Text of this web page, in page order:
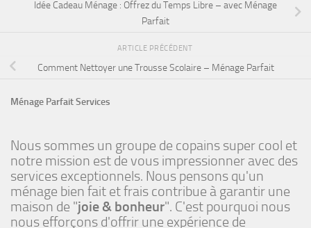
Idée Cadeau Ménage : Offrez du Temps Libre – avec Ménage
Parfait
ARTICLE PRÉCÉDENT
Comment Nettoyer une Trousse Scolaire – Ménage Parfait
Ménage Parfait Services
Nous sommes un groupe de copains super cool et
notre mission est de vous impressionner avec des
services exceptionnels. Nous pensons qu'un
ménage bien fait et frais contribue à garantir une
maison de "joie & bonheur". C'est pourquoi nous
nous efforçons d'offrir une expérience de